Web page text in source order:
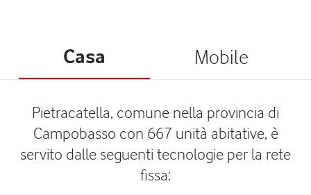
Casa Mobile
Pietracatella, comune nella provincia di
Campobasso con 667 unità abitative, è
servito dalle seguenti tecnologie per la rete
fissa: